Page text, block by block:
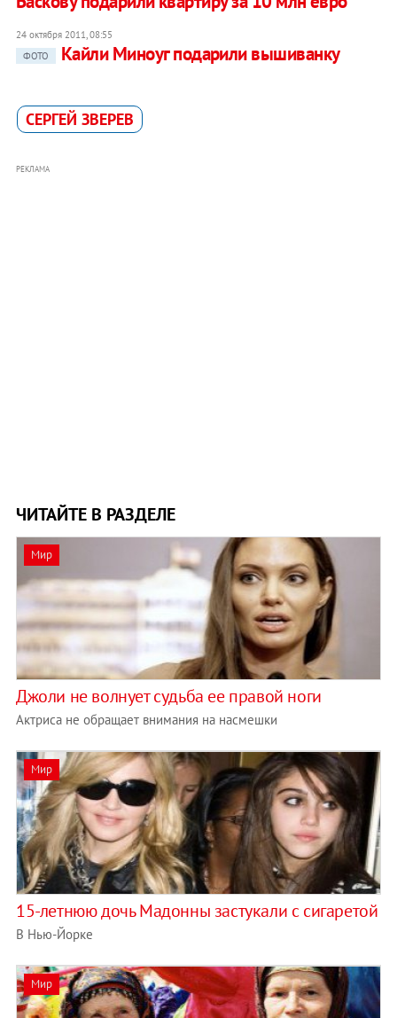
24 октября 2011, 08:55
ФОТО
Кайли Миноуг подарили вышиванку
СЕРГЕЙ ЗВЕРЕВ
РЕКЛАМА
ЧИТАЙТЕ В РАЗДЕЛЕ
Мир
Джоли не волнует судьба ее правой ноги
Актриса не обращает внимания на насмешки
Мир
15-летнюю дочь Мадонны застукали с сигаретой
В Нью-Йорке
Мир